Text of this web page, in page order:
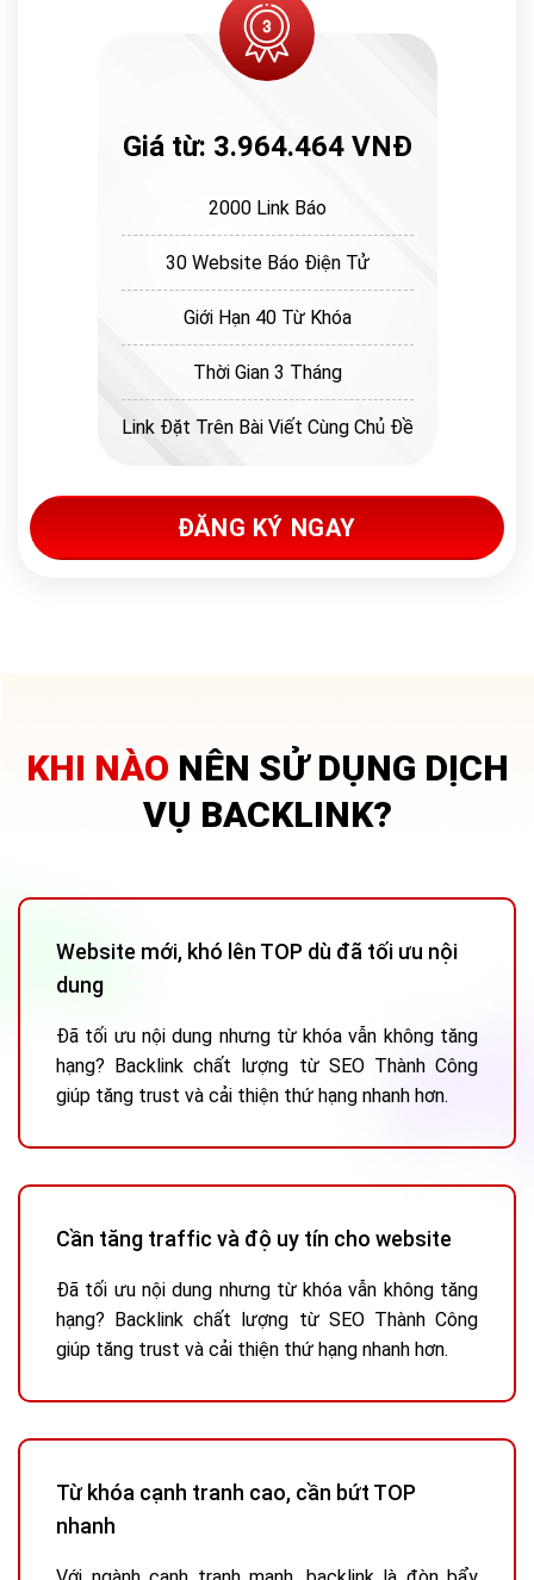
Giá từ: 3.964.464 VNĐ
2000 Link Báo
30 Website Báo Điện Tử
Giới Hạn 40 Từ Khóa
Thời Gian 3 Tháng
Link Đặt Trên Bài Viết Cùng Chủ Đề
ĐĂNG KÝ NGAY
KHI NÀO NÊN SỬ DỤNG DỊCH
VỤ BACKLINK?
Website mới, khó lên TOP dù đã tối ưu nội
dung
Đã tối ưu nội dung nhưng từ khóa vẫn không tăng
hạng? Backlink chất lượng từ SEO Thành Công
giúp tăng trust và cải thiện thứ hạng nhanh hơn.
Cần tăng traffic và độ uy tín cho website
Đã tối ưu nội dung nhưng từ khóa vẫn không tăng
hạng? Backlink chất lượng từ SEO Thành Công
giúp tăng trust và cải thiện thứ hạng nhanh hơn.
Từ khóa cạnh tranh cao, cần bứt TOP
nhanh